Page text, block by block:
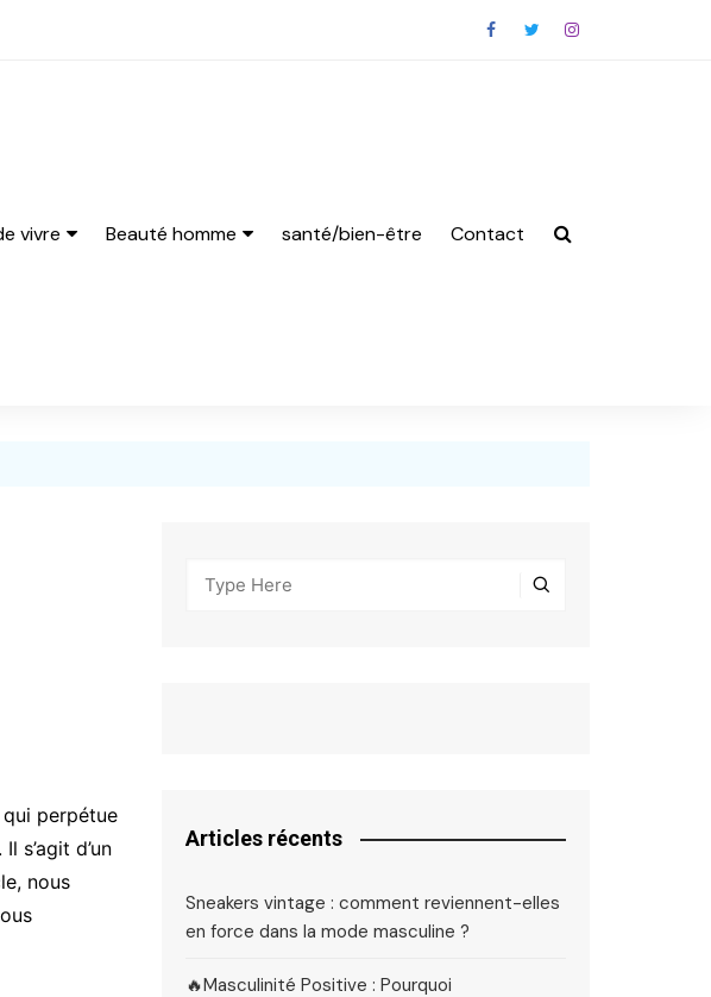
vivre Beauté homme santé/bien-être Contact
qui perpétue
. Il s’agit d’un
nous
Articles récents
Sneakers vintage : comment reviennent-elles
en force dans la mode masculine ?
🔥Masculinité Positive : Pourquoi